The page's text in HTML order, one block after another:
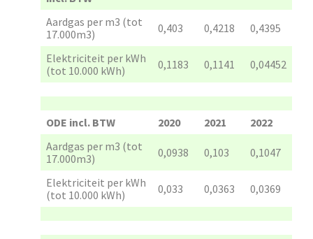
Aardgas per m3 (tot
17.000m3)
0,403 0,4218 0,4395
Elektriciteit per kWh
(tot 10.000 kWh)
0,1183 0,1141 0,04452
ODE incl. BTW 2020 2021
2022
Aardgas per m3 (tot
17.000m3)
0,0938 0,103 0,1047
Elektriciteit per kWh
(tot 10.000 kWh)
0,033 0,0363 0,0369